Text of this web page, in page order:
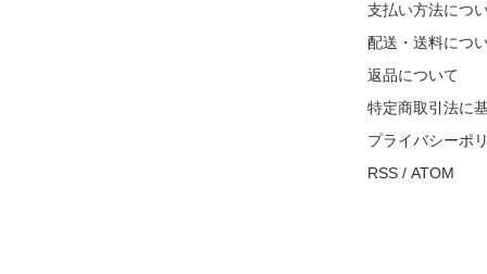
支払い方法につ
配送・送料につ
返品について
特定商取引法に
プライバシーポ
RSS / ATOM